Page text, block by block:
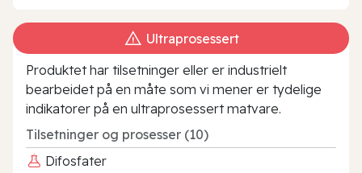
Ultraprosessert
Produktet har tilsetninger eller er industrielt
bearbeidet på en måte som vi mener er tydelige
indikatorer på en ultraprosessert matvare.
Tilsetninger og prosesser (10)
Difosfater